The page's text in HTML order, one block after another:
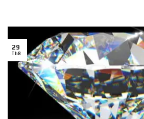
29
Th8